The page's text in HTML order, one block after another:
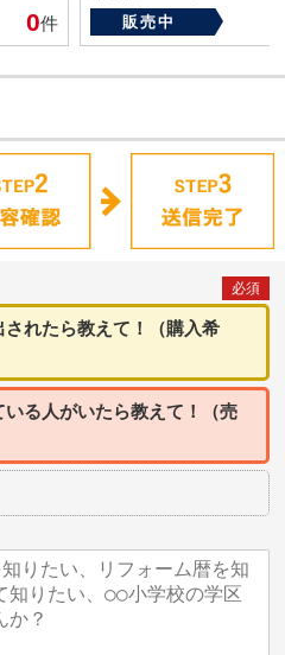
0件
販売中
必須
れたら教えて！（購入希
る人がいたら教えて！（売